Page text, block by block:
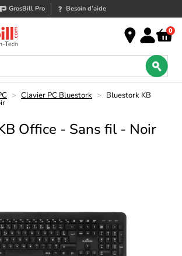
GrosBill Pro Besoin d’aide
0
> Clavier PC Bluestork > Bluestork KB
Office - Sans fil - Noir